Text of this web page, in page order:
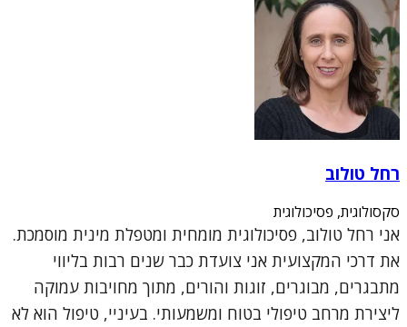
רחל טולוב
סקסולוגית, פסיכולוגית
אני רחל טולוב, פסיכולוגית מומחית ומטפלת מינית מוסמכת.
את דרכי המקצועית אני צועדת כבר שנים רבות בליווי
מתבגרים, מבוגרים, זוגות והורים, מתוך מחויבות עמוקה
ליצירת מרחב טיפולי בטוח ומשמעותי. בעיניי, טיפול הוא לא